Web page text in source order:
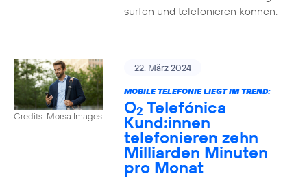
surfen und telefonieren können.
Credits: Morsa Images
22. März 2024
MOBILE TELEFONIE LIEGT IM TREND:
O2 Telefónica
Kund:innen
telefonieren zehn
Milliarden Minuten
pro Monat